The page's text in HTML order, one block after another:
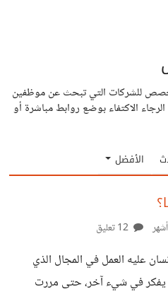
للشركات التي تبحث عن موظفين
الاكتفاء بوضع روابط مباشرة أو
الأفضل
عليه العمل في المجال الذي
يفكر في شيء آخر، حتى مررت